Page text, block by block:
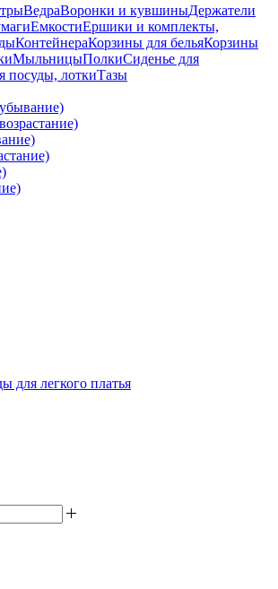
ВедраВоронки и кувшиныДержатели
ЕмкостиЕршики и комплекты,
КонтейнераКорзины для бельяКорзины
МыльницыПолкиСиденье для
посуды, лоткиТазы
для легкого платья